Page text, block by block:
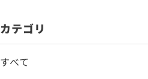
カテゴリ
すべて